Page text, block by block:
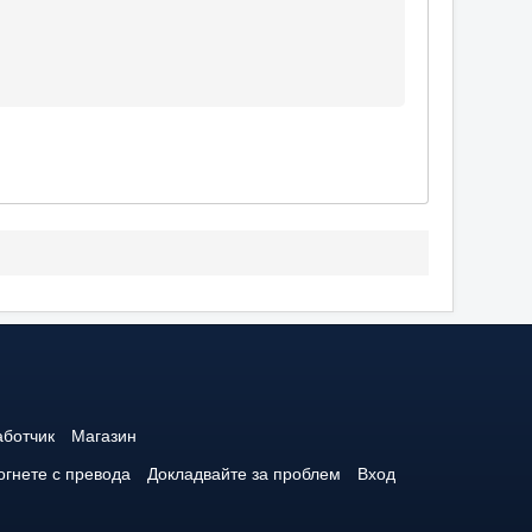
Магазин
с превода Докладвайте за проблем
Вход